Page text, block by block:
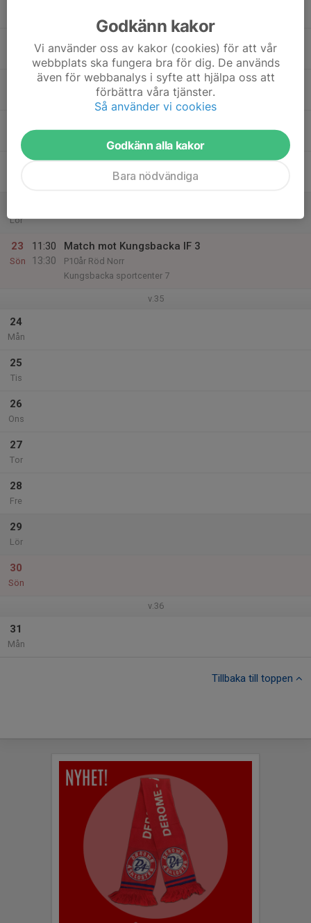
Tor
Lör
23
Sön
11:30
13:30
Match mot Kungsbacka IF 3
P10år Röd Norr
Kungsbacka sportcenter 7
v.35
24
Mån
25
Tis
26
Ons
27
Tor
28
Fre
29
Lör
30
Sön
v.36
31
Mån
Tillbaka till toppen
Godkänn kakor
Vi använder oss av kakor (cookies) för att vår
webbplats ska fungera bra för dig. De används
även för webbanalys i syfte att hjälpa oss att
förbättra våra tjänster.
Så använder vi cookies
Godkänn alla kakor
Bara nödvändiga